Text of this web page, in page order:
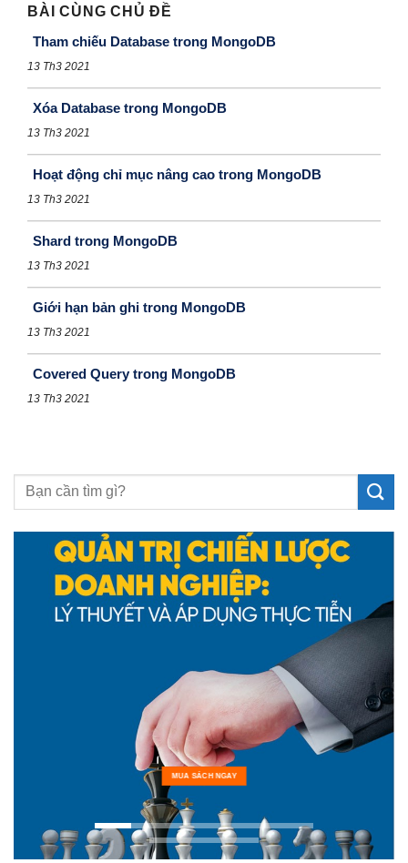
BÀI CÙNG CHỦ ĐỀ
Tham chiếu Database trong MongoDB
13 Th3 2021
Xóa Database trong MongoDB
13 Th3 2021
Hoạt động chỉ mục nâng cao trong MongoDB
13 Th3 2021
Shard trong MongoDB
13 Th3 2021
Giới hạn bản ghi trong MongoDB
13 Th3 2021
Covered Query trong MongoDB
13 Th3 2021
MUA SÁCH NGAY